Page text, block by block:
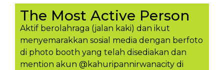
The Most Active Person
Aktif berolahraga (jalan kaki) dan ikut
menyemarakkan sosial media dengan berfoto
di photo booth yang telah disediakan dan
mention akun @kahuripannirwanacity di